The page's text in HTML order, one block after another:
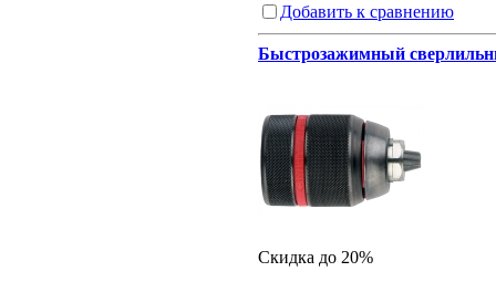
Добавить к сравнению
Быстрозажимный
Скидка до 20%